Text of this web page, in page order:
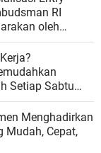
RI
oleh
Setiap Sabtu
Menghadirkan
Mudah, Cepat,